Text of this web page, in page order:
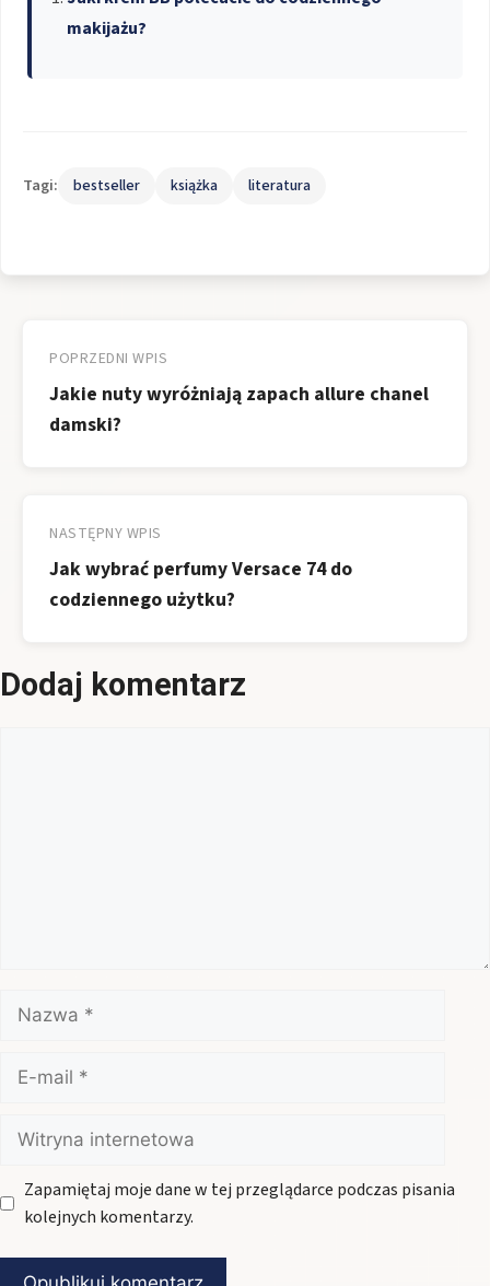
makijażu?
Tagi: bestseller książka literatura
wpisu
POPRZEDNI WPIS
Jakie nuty wyróżniają zapach allure chanel
damski?
NASTĘPNY WPIS
Jak wybrać perfumy Versace 74 do
codziennego użytku?
Dodaj komentarz
Nazwa
mail
Witryna
internetowa
Zapamiętaj moje dane w tej przeglądarce podczas pisania
kolejnych komentarzy.